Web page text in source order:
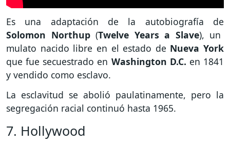
Es una adaptación de la autobiografía de
Solomon Northup(Twelve Years a Slave), un
mulato nacido libre en el estado de Nueva York
que fue secuestrado en Washington D.C. en 1841
y vendido como esclavo.
La esclavitud se abolió paulatinamente, pero la
segregación racial continuó hasta 1965.
7. Hollywood